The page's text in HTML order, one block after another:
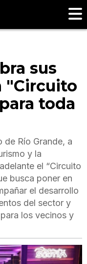
sus
"Circuito
toda
Río Grande, a
y la
el “Circuito
busca poner en
el desarrollo
del sector y
los vecinos y